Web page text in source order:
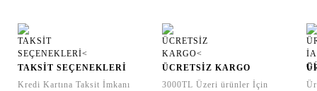
TAKSİT SEÇENEKLERİ
Kredi Kartına Taksit İmkanı
ÜCRETSİZ KARGO
3000TL Üzeri ürünler İçin